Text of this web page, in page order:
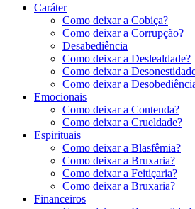
Caráter
Como deixar a Cobiça?
Como deixar a Corrupção?
Desabediência
Como deixar a Deslealdade?
Como deixar a
Como deixar a
Emocionais
Como deixar a Contenda?
Como deixar a Crueldade?
Espirituais
Como deixar a Blasfêmia?
Como deixar a Bruxaria?
Como deixar a Feitiçaria?
Como deixar a Bruxaria?
Financeiros